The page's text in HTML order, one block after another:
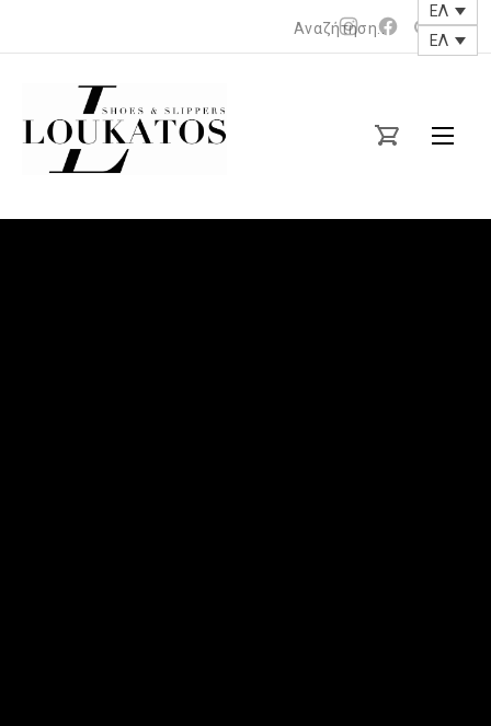
Νέο
παράθυρο
Νέο
παράθυρο
ΕΛ
ΕΛ
loukatos-
shoes.gr